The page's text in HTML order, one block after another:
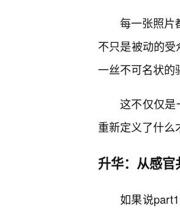
每一张照片
不只是被动的
一丝不可名状的
这不仅仅是
重新定义了什么
升华：从感
如果说